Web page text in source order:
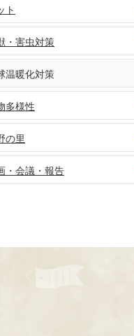
ト
・害虫対策
温暖化対策
多様性
の里
・会議・報告